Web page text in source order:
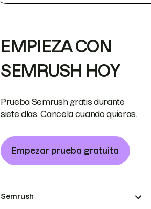
EMPIEZA CON
SEMRUSH HOY
Prueba Semrush gratis durante
siete días. Cancela cuando quieras.
Empezar prueba gratuita
Semrush